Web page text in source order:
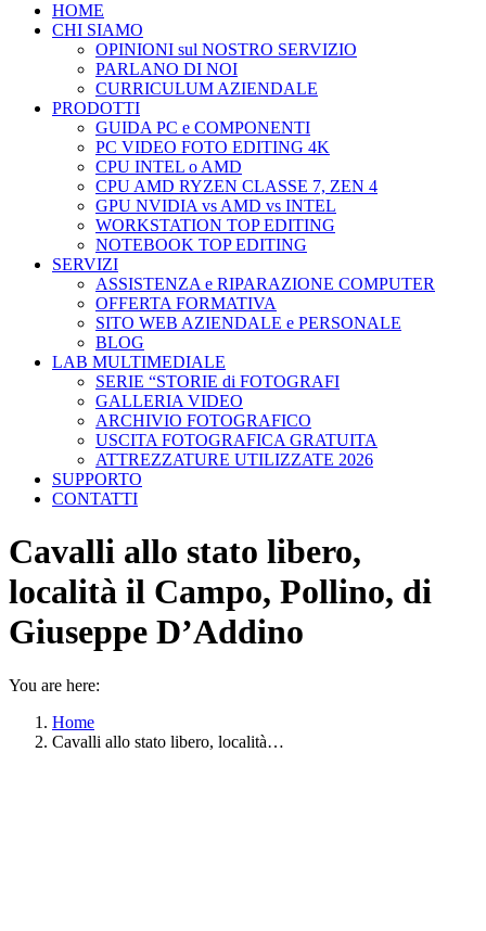
HOME
CHI SIAMO
OPINIONI sul NOSTRO SERVIZIO
PARLANO DI NOI
CURRICULUM AZIENDALE
PRODOTTI
GUIDA PC e COMPONENTI
PC VIDEO FOTO EDITING 4K
CPU INTEL o AMD
CPU AMD RYZEN CLASSE 7, ZEN 4
GPU NVIDIA vs AMD vs INTEL
WORKSTATION TOP EDITING
NOTEBOOK TOP EDITING
SERVIZI
ASSISTENZA e RIPARAZIONE COMPUTER
OFFERTA FORMATIVA
SITO WEB AZIENDALE e PERSONALE
BLOG
LAB MULTIMEDIALE
SERIE “STORIE di FOTOGRAFI
GALLERIA VIDEO
ARCHIVIO FOTOGRAFICO
USCITA FOTOGRAFICA GRATUITA
ATTREZZATURE UTILIZZATE 2026
SUPPORTO
CONTATTI
Cavalli allo stato libero,
località il Campo, Pollino, di
Giuseppe D’Addino
You are here:
Home
Cavalli allo stato libero, località…